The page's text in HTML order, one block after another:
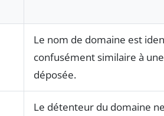
Le nom de domaine est
confusément similaire à
déposée.
Le détenteur du domaine